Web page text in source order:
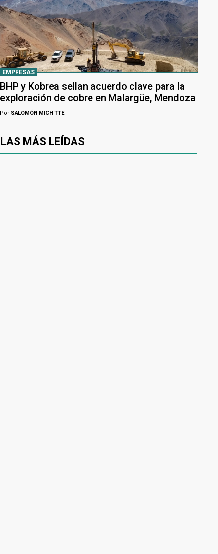
EMPRESAS
BHP y Kobrea sellan acuerdo clave para la
exploración de cobre en Malargüe, Mendoza
Por SALOMÓN MICHITTE
LAS MÁS LEÍDAS